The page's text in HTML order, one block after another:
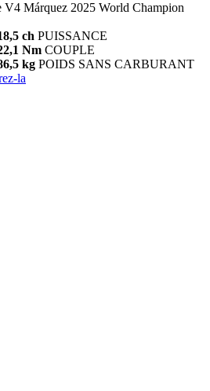
V4 Márquez 2025 World Champion
ch PUISSANCE
Nm COUPLE
kg POIDS SANS CARBURANT
la